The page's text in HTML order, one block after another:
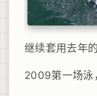
继续套用去年
2009第一场泳